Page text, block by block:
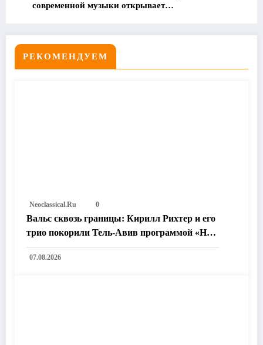
современной музыки открывает
РЕКОМЕНДУЕМ
Neoclassical.ru 0
Вальс сквозь границы: Кирилл Рихтер и его
трио покорили Тель-Авив программой «На
пути к возлюбленному городу»
07.08.2026